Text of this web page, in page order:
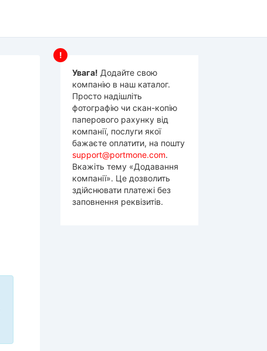
!
Увага! Додайте свою
компанію в наш каталог.
Просто надішліть
фотографію чи скан-копію
паперового рахунку від
компанії, послуги якої
бажаєте оплатити, на пошту
support@portmone.com.
Вкажіть тему «Додавання
компанії». Це дозволить
здійснювати платежі без
заповнення реквізитів.